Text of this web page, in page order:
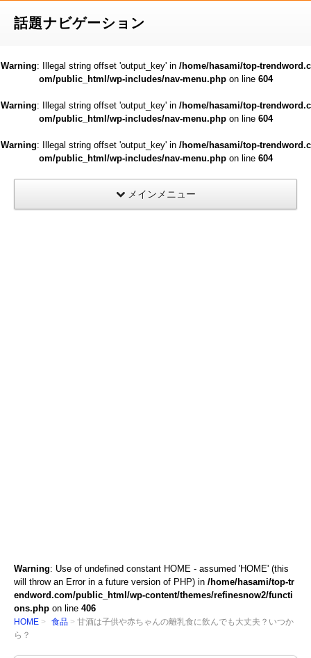
話題ナビゲーション
Warning: Illegal string offset 'output_key' in /home/hasami/top-trendword.c
om/public_html/wp-includes/nav-menu.phpon line 604
Warning: Illegal string offset 'output_key' in /home/hasami/top-trendword.c
om/public_html/wp-includes/nav-menu.phpon line 604
Warning: Illegal string offset 'output_key' in /home/hasami/top-trendword.c
om/public_html/wp-includes/nav-menu.phpon line 604
メインメニュー
Warning: Use of undefined constant HOME - assumed 'HOME' (this
will throw an Error in a future version of PHP) in /home/hasami/top-tr
endword.com/public_html/wp-content/themes/refinesnow2/functi
ons.php on line 406
HOME 食品
甘酒は子供や赤ちゃんの離乳食に飲んでも大丈夫？いつか
ら？